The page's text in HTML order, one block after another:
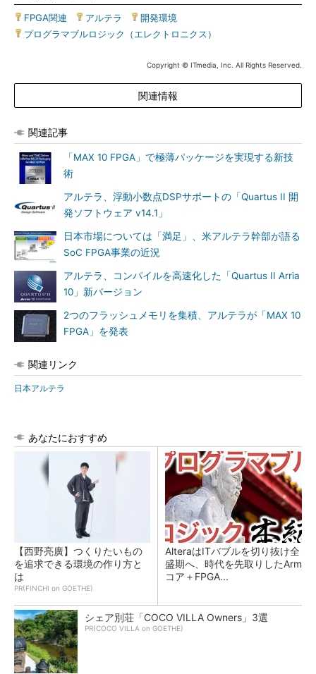
FPGA関連 アルテラ 開発環境
プログラマブルロジック（エレクトロニクス）
Copyright © ITmedia, Inc. All Rights Reserved.
関連情報
関連記事
「MAX 10 FPGA」で極薄パッケージを実現する新技
術
アルテラ、浮動小数点DSPサポートの「Quartus II 開
発ソフトウェア v14.1」
日本市場については「満足」、米アルテラ幹部が語る
SoC FPGA事業の近況
アルテラ、コンパイルを高速化した「Quartus II Arria
10」新バージョン
2つのフラッシュメモリを集積、アルテラが「MAX 10
FPGA」を発表
関連リンク
日本アルテラ
あなたにおすすめ
【西野亮廣】つくりたいもの
を追求できる環境の作り方と
は
PR(FINCHI on GOETHE)
AlteraはITバブルを切り抜け全
盛期へ、時代を先取りしたArm
コア＋FPGA...
シェア別荘「COCO VILLA Owners」3選
PR(COCO VILLA on GOETHE)